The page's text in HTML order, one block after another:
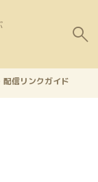
配信リンクガイド